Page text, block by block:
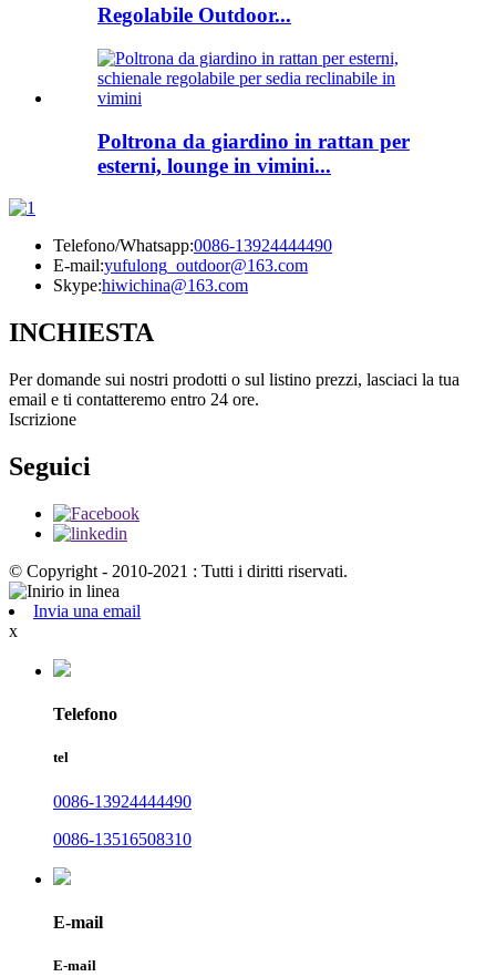
Regolabile Outdoor...
Poltrona da giardino in rattan per
esterni, lounge in vimini...
Telefono/Whatsapp:0086-13924444490
E-mail:yufulong_outdoor@163.com
Skype:hiwichina@163.com
INCHIESTA
Per domande sui nostri prodotti o sul listino prezzi, lasciaci la tua
email e ti contatteremo entro 24 ore.
Iscrizione
Seguici
© Copyright - 2010-2021 : Tutti i diritti riservati.
Invia una email
x
Telefono
tel
0086-13924444490
0086-13516508310
E-mail
E-mail